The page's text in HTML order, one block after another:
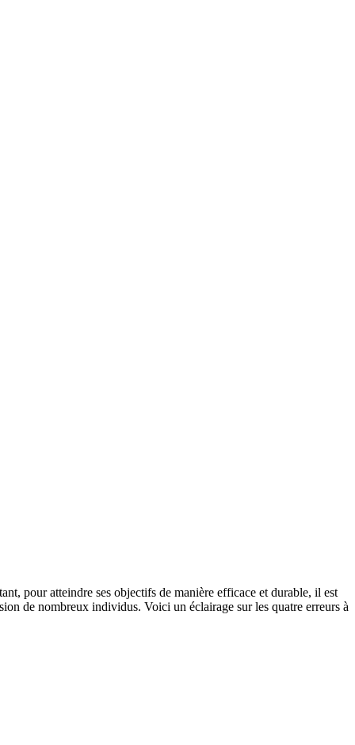
pour atteindre ses objectifs de manière efficace et durable, il est
de nombreux individus. Voici un éclairage sur les quatre erreurs à